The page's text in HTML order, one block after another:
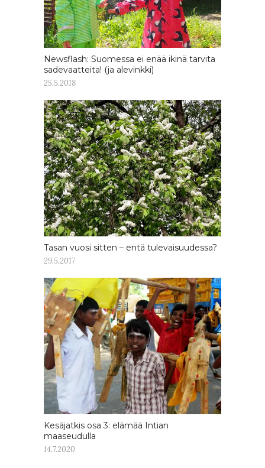
Newsflash: Suomessa ei enää ikinä tarvita
sadevaatteita! (ja alevinkki)
25.5.2018
Tasan vuosi sitten – entä tulevaisuudessa?
29.5.2017
Kesäjatkis osa 3: elämää Intian
maaseudulla
14.7.2020